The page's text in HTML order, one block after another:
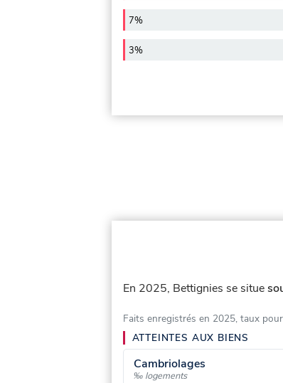
7%
3%
En 2025, Bettignies se situe
Faits enregistrés en 2025, taux
ATTEINTES AUX BIENS
Cambriolages
‰ logements